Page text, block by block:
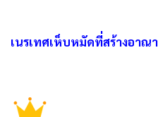
เนรเทศเห็บหมัดที่สร้างอาณ